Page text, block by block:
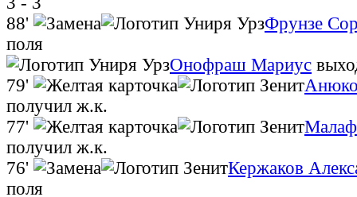
88'
Фрунзе
поля
Онофраш Мариус
79'
получил ж.к.
77'
получил ж.к.
76'
Кержаков
поля